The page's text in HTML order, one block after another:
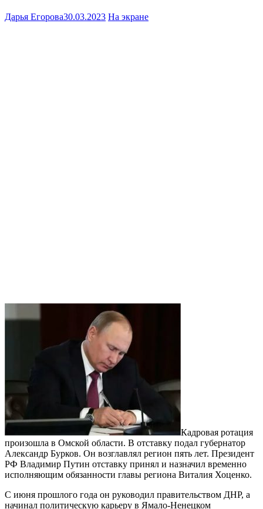
Дарья Егорова30.03.2023 На экране
Кадровая ротация
произошла в Омской области. В отставку подал губернатор
Александр Бурков. Он возглавлял регион пять лет. Президент
РФ Владимир Путин отставку принял и назначил временно
исполняющим обязанности главы региона Виталия Хоценко.
С июня прошлого года он руководил правительством ДНР, а
начинал политическую карьеру в Ямало-Ненецком